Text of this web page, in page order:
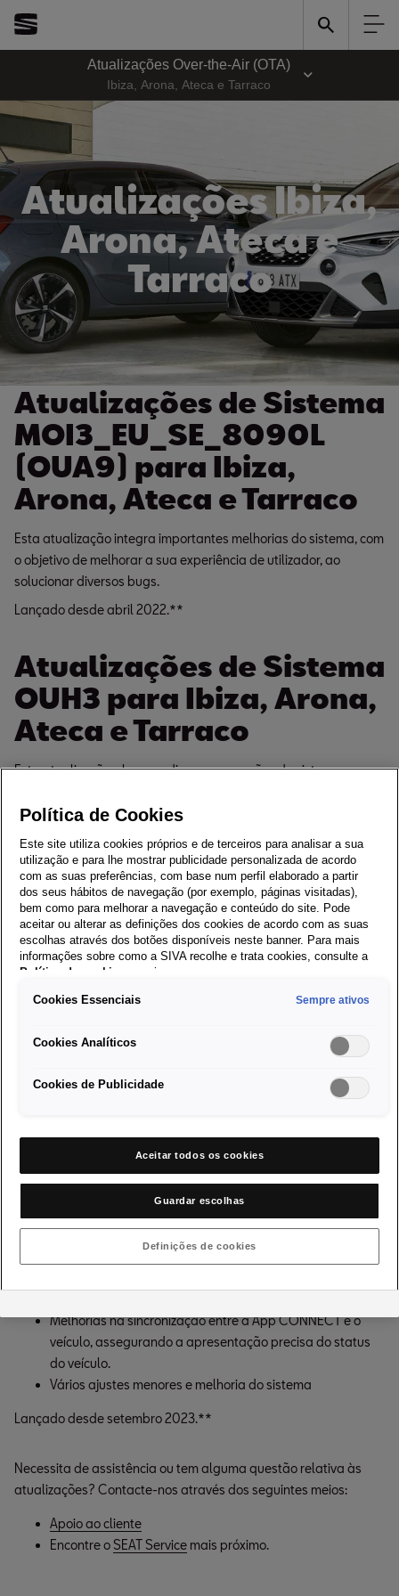
Atualizações Over-the-Air (OTA)
Ibiza, Arona, Ateca e Tarraco
Atualizações Ibiza,
Arona, Ateca e
Tarraco
Atualizações de Sistema
MOI3_EU_SE_8090L
(OUA9) para Ibiza,
Arona, Ateca e Tarraco
Esta atualização integra importantes melhorias do sistema, com
o objetivo de melhorar a sua experiência de utilizador, ao
solucionar diversos bugs.
Lançado desde abril 2022.**
Atualizações de Sistema
OUH3 para Ibiza, Arona,
Ateca e Tarraco
Esta atualização abrange diversas correções do sistema
Funcionalidade de altifalante
Funcionalidade de chamada de emergência
Melhorias na sincronização entre a App CONNECT e o
veículo, assegurando a apresentação precisa do status
do veículo.
Reboots do Sistema
Vários ajustes menores e melhoria do sistema
Atualizações de Sistema
MOI3_EU_SE_8410L
Arona, Ateca e Tarraco
Momentos de ecrãs negros
Melhorias na sincronização entre a App CONNECT e o
veículo, assegurando a apresentação precisa do status
do veículo.
Vários ajustes menores e melhoria do sistema
Lançado desde setembro 2023.**
Necessita de assistência ou tem alguma questão relativa às
atualizações? Contacte-nos através dos seguintes meios:
Apoio ao cliente
Encontre o SEAT Service mais próximo.
Política de Cookies
Este site utiliza cookies próprios e de terceiros para analisar a sua
utilização e para lhe mostrar publicidade personalizada de acordo
com as suas preferências, com base num perfil elaborado a partir
dos seus hábitos de navegação (por exemplo, páginas visitadas),
bem como para melhorar a navegação e conteúdo do site. Pode
aceitar ou alterar as definições dos cookies de acordo com as suas
escolhas através dos botões disponíveis neste banner. Para mais
informações sobre como a SIVA recolhe e trata cookies, consulte a
Política de cookies
em vigor.
Cookies Essenciais Sempre ativos
Cookies Analíticos
Cookies de Publicidade
Aceitar todos os cookies
Guardar escolhas
Definições de cookies